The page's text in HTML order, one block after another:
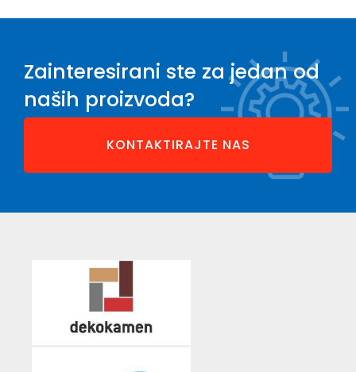
Zainteresirani ste za jedan od
naših proizvoda?
KONTAKTIRAJTE NAS